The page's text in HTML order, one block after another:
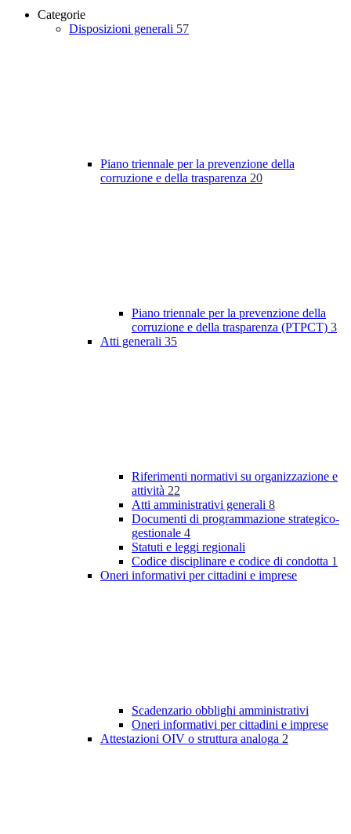
Categorie
Disposizioni generali 57
Piano triennale per la prevenzione della
corruzione e della trasparenza 20
Piano triennale per la prevenzione della
corruzione e della trasparenza (PTPCT) 3
Atti generali 35
Riferimenti normativi su organizzazione e
attività 22
Atti amministrativi generali 8
Documenti di programmazione strategico-
gestionale 4
Statuti e leggi regionali
Codice disciplinare e codice di condotta 1
Oneri informativi per cittadini e imprese
Scadenzario obblighi amministrativi
Oneri informativi per cittadini e imprese
Attestazioni OIV o struttura analoga 2